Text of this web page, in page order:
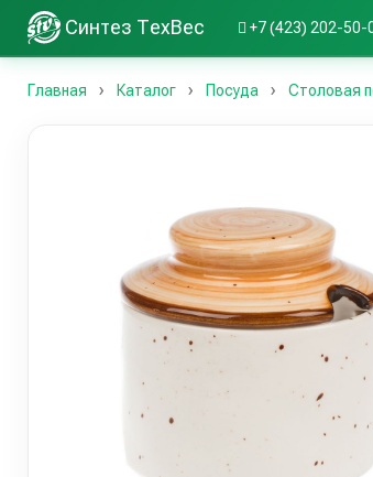
Синтез ТехВес +7 (423) 202-50-
Главная Каталог Посуда Столовая